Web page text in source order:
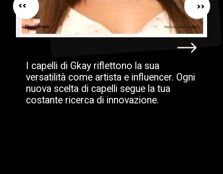
I capelli di Gkay riflettono la sua
versatilità come artista e influencer. Ogni
nuova scelta di capelli segue la tua
costante ricerca di innovazione.
<<
<<